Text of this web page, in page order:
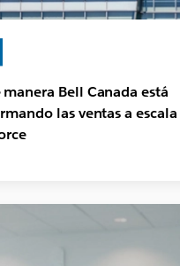
manera Bell Canada está
las ventas a